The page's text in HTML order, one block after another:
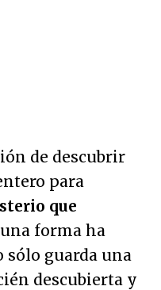
de descubrir
para
que
forma ha
sólo guarda una
descubierta y